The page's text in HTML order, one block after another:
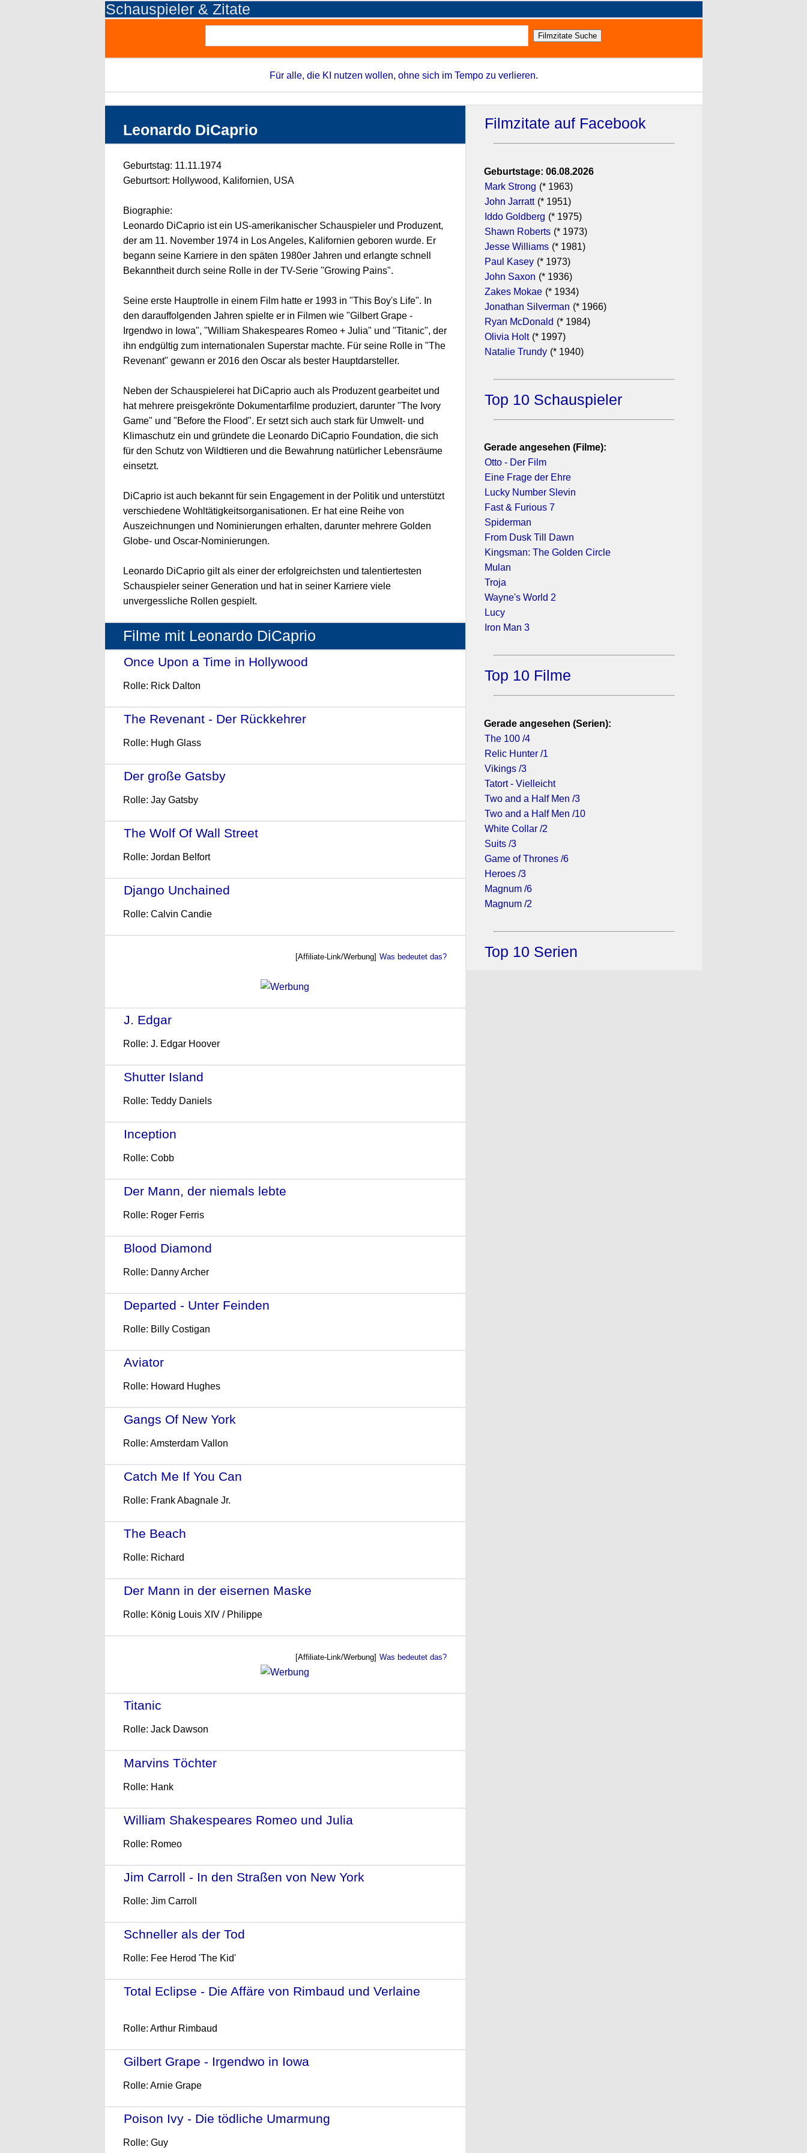
Schauspieler & Zitate
Für alle, die KI nutzen wollen, ohne sich im Tempo zu verlieren.
Leonardo DiCaprio
Geburtstag: 11.11.1974
Geburtsort: Hollywood, Kalifornien, USA
Biographie:
Leonardo DiCaprio ist ein US-amerikanischer Schauspieler und Produzent,
der am 11. November 1974 in Los Angeles, Kalifornien geboren wurde. Er
begann seine Karriere in den späten 1980er Jahren und erlangte schnell
Bekanntheit durch seine Rolle in der TV-Serie "Growing Pains".
Seine erste Hauptrolle in einem Film hatte er 1993 in "This Boy's Life". In
den darauffolgenden Jahren spielte er in Filmen wie "Gilbert Grape -
Irgendwo in Iowa", "William Shakespeares Romeo + Julia" und "Titanic", der
ihn endgültig zum internationalen Superstar machte. Für seine Rolle in "The
Revenant" gewann er 2016 den Oscar als bester Hauptdarsteller.
Neben der Schauspielerei hat DiCaprio auch als Produzent gearbeitet und
hat mehrere preisgekrönte Dokumentarfilme produziert, darunter "The Ivory
Game" und "Before the Flood". Er setzt sich auch stark für Umwelt- und
Klimaschutz ein und gründete die Leonardo DiCaprio Foundation, die sich
für den Schutz von Wildtieren und die Bewahrung natürlicher Lebensräume
einsetzt.
DiCaprio ist auch bekannt für sein Engagement in der Politik und unterstützt
verschiedene Wohltätigkeitsorganisationen. Er hat eine Reihe von
Auszeichnungen und Nominierungen erhalten, darunter mehrere Golden
Globe- und Oscar-Nominierungen.
Leonardo DiCaprio gilt als einer der erfolgreichsten und talentiertesten
Schauspieler seiner Generation und hat in seiner Karriere viele
unvergessliche Rollen gespielt.
Filme mit Leonardo DiCaprio
Once Upon a Time in Hollywood
Rolle: Rick Dalton
The Revenant - Der Rückkehrer
Rolle: Hugh Glass
Der große Gatsby
Rolle: Jay Gatsby
The Wolf Of Wall Street
Rolle: Jordan Belfort
Django Unchained
Rolle: Calvin Candie
[Affiliate-Link/Werbung] Was bedeutet das?
J. Edgar
Rolle: J. Edgar Hoover
Shutter Island
Rolle: Teddy Daniels
Inception
Rolle: Cobb
Der Mann, der niemals lebte
Rolle: Roger Ferris
Blood Diamond
Rolle: Danny Archer
Departed - Unter Feinden
Rolle: Billy Costigan
Aviator
Rolle: Howard Hughes
Gangs Of New York
Rolle: Amsterdam Vallon
Catch Me If You Can
Rolle: Frank Abagnale Jr.
The Beach
Rolle: Richard
Der Mann in der eisernen Maske
Rolle: König Louis XIV / Philippe
[Affiliate-Link/Werbung] Was bedeutet das?
Titanic
Rolle: Jack Dawson
Marvins Töchter
Rolle: Hank
William Shakespeares Romeo und Julia
Rolle: Romeo
Jim Carroll - In den Straßen von New York
Rolle: Jim Carroll
Schneller als der Tod
Rolle: Fee Herod 'The Kid'
Total Eclipse - Die Affäre von Rimbaud und Verlaine
Rolle: Arthur Rimbaud
Gilbert Grape - Irgendwo in Iowa
Rolle: Arnie Grape
Poison Ivy - Die tödliche Umarmung
Rolle: Guy
Filmzitate auf Facebook
Geburtstage: 06.08.2026
Mark Strong (* 1963)
John Jarratt (* 1951)
Iddo Goldberg (* 1975)
Shawn Roberts (* 1973)
Jesse Williams (* 1981)
Paul Kasey (* 1973)
John Saxon (* 1936)
Zakes Mokae (* 1934)
Jonathan Silverman (* 1966)
Ryan McDonald (* 1984)
Olivia Holt (* 1997)
Natalie Trundy (* 1940)
Top 10 Schauspieler
Gerade angesehen (Filme):
Otto - Der Film
Eine Frage der Ehre
Lucky Number Slevin
Fast & Furious 7
Spiderman
From Dusk Till Dawn
Kingsman: The Golden Circle
Mulan
Troja
Wayne's World 2
Lucy
Iron Man 3
Top 10 Filme
Gerade angesehen (Serien):
The 100 /4
Relic Hunter /1
Vikings /3
Tatort - Vielleicht
Two and a Half Men /3
Two and a Half Men /10
White Collar /2
Suits /3
Game of Thrones /6
Heroes /3
Magnum /6
Magnum /2
Top 10 Serien